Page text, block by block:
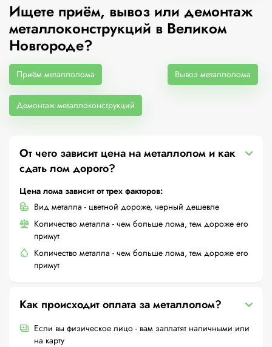
Ищете приём, вывоз или демонтаж
металлоконструкций в Великом
Новгороде?
Приём металлолома Вывоз металлолома
Демонтаж металлоконструкций
От чего зависит цена на металлолом и как
сдать лом дорого?
Цена лома зависит от трех факторов:
Вид металла - цветной дороже, черный дешевле
Количество металла - чем больше лома, тем дороже его
примут
Количество металла - чем больше лома, тем дороже его
примут
Как происходит оплата за металлолом?
Если вы физическое лицо - вам заплатят наличными или
на карту